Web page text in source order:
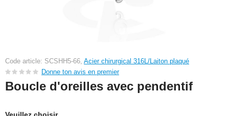
Code article: SCSHH5-66, Acier chirurgical 316L/Laiton plaqué
Donne ton avis en premier
Boucle d'oreilles avec pendentif
Veuillez choisir